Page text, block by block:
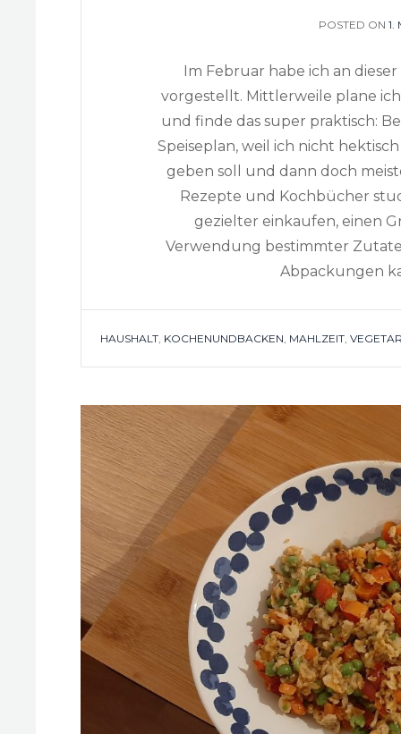
POSTED ON1.
Im Februar habe ich an
vorgestellt. Mittlerweile plane
und finde das super praktisch:
Speiseplan, weil ich nicht
geben soll und dann doch
Rezepte und Kochbücher
gezielter einkaufen, einen
Verwendung bestimmter
Abpackungen
TAGS
HAUSHALT KOCHENUNDBACKEN MAHLZEIT ,